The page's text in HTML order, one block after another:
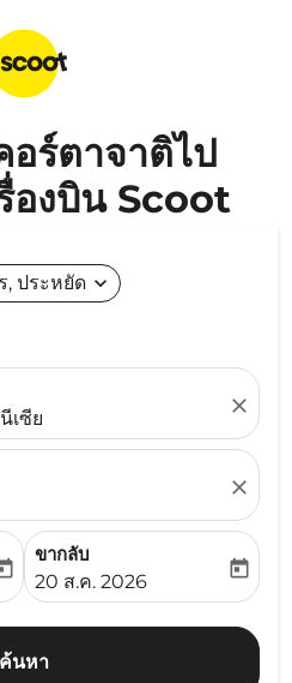
อร์ตาจาติไป
องบิน Scoot
, ประหยัด expand_more
เซีย
close
close
date-aria-label
ขากลับ
fc-booking-return-date-
20 ส.ค. 2026
today
ค้นหา